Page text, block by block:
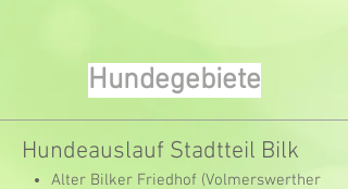
Hundegebiete
Hundeauslauf Stadtteil Bilk
Alter Bilker Friedhof (Volmerswerther